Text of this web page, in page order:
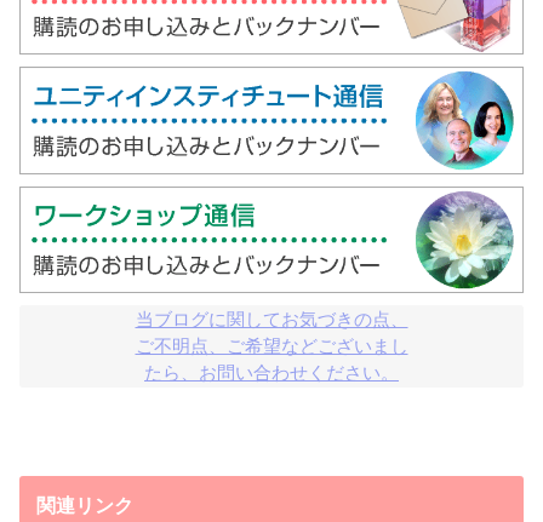
当ブログに関してお気づきの点、
ご不明点、ご希望などございまし
たら、お問い合わせください。
関連リンク